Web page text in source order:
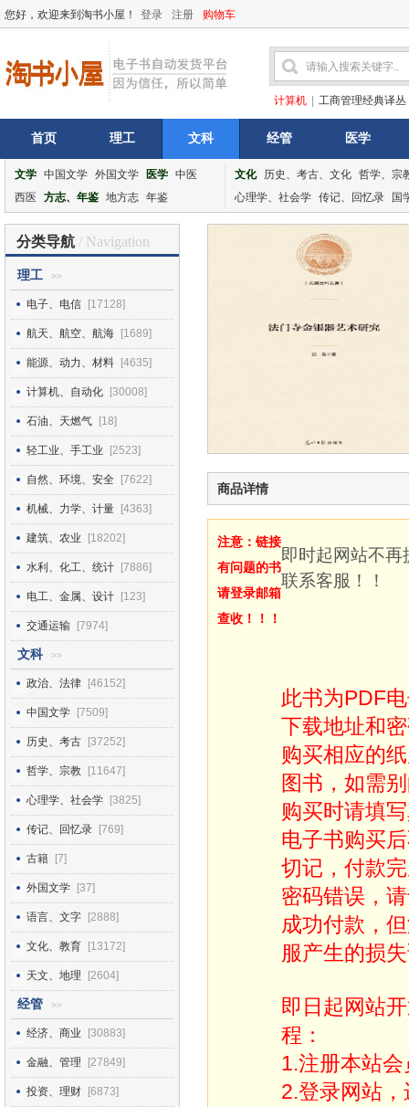
您好，欢迎来到淘书小屋！ 登录 注册 购物车
计算机 工商管理经典译丛
首页 理工 文科 经管 医学
文学 中国文学 外国文学 医学 中医
西医
方志、年鉴 地方志 年鉴
文化 历史、考古、文化 哲学、宗
心理学、社会学 传记、回忆录 国
分类导航 / Navigation
理工 >>
电子、电信 [17128]
航天、航空、航海 [1689]
能源、动力、材料 [4635]
计算机、自动化 [30008]
石油、天燃气 [18]
轻工业、手工业 [2523]
自然、环境、安全 [7622]
机械、力学、计量 [4363]
建筑、农业 [18202]
水利、化工、统计 [7886]
电工、金属、设计 [123]
交通运输 [7974]
文科 >>
政治、法律 [46152]
中国文学 [7509]
历史、考古 [37252]
哲学、宗教 [11647]
心理学、社会学 [3825]
传记、回忆录 [769]
古籍 [7]
外国文学 [37]
语言、文字 [2888]
文化、教育 [13172]
天文、地理 [2604]
经管 >>
经济、商业 [30883]
金融、管理 [27849]
投资、理财 [6873]
商品详情
注意：链接
有问题的书
请登录邮箱
查收！！！
即时起网站不
联系客服！！
此书为PDF
下载地址和
购买相应的
图书，如需
购买时请填
电子书购买
切记，付款
密码错误，
成功付款，
服产生的损
即日起网站
程：
1.注册本站会
2.登录网站，